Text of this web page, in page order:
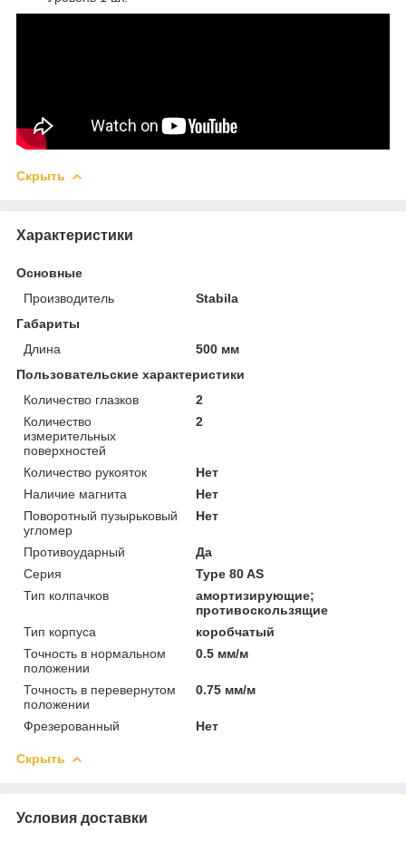
Скрыть
Характеристики
Основные
Производитель
Stabila
Габариты
Длина
500 мм
Пользовательские характеристики
Количество глазков
2
Количество
измерительных
поверхностей
2
Количество рукояток
Нет
Наличие магнита
Нет
Поворотный пузырьковый
угломер
Нет
Противоударный
Да
Серия
Type 80 AS
Тип колпачков
амортизирующие;
противоскользящие
Тип корпуса
коробчатый
Точность в нормальном
положении
0.5 мм/м
Точность в перевернутом
положении
0.75 мм/м
Фрезерованный Нет
Скрыть
Условия доставки